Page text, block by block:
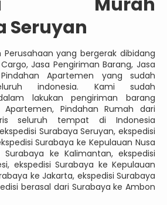
Murah
Seruyan
yang bergerak dibidang
Jasa Pengiriman Barang, Jasa
Apartemen yang sudah
indonesia. Kami sudah
lakukan pengiriman barang
Apartemen, Pindahan Rumah dari
seluruh tempat di Indonesia
Surabaya Seruyan, ekspedisi
Surabaya ke Kepulauan Nusa
Surabaya ke Kalimantan, ekspedisi
ekspedisi Surabaya ke Kepulauan
ke Jakarta, ekspedisi Surabaya
berasal dari Surabaya ke Ambon